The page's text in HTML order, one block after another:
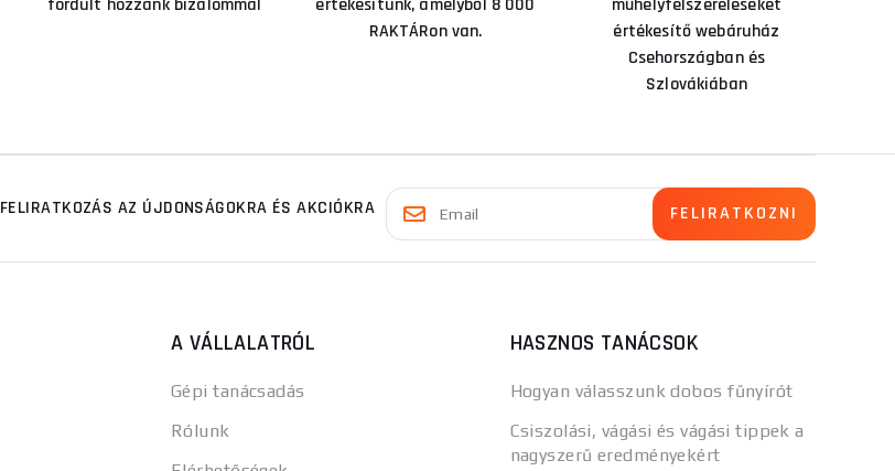
fordult hozzánk bizalommal
értékesítünk, amelyből 8 000
RAKTÁRon van.
műhelyfelszereléseket
értékesítő webáruház
Csehországban és
Szlovákiában
FELIRATKOZÁS AZ ÚJDONSÁGOKRA ÉS AKCIÓKRA
A VÁLLALATRÓL
Gépi tanácsadás
Rólunk
HASZNOS TANÁCSOK
Hogyan válasszunk dobos fűnyírót
Csiszolási, vágási és vágási tippek a
nagyszerű eredményekért